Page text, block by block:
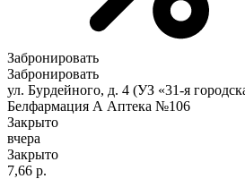
Забронировать
Забронировать
ул. Бурдейного, д. 4 (УЗ «31-я
Белфармация А Аптека №106
Закрыто
вчера
Закрыто
7,66 р.